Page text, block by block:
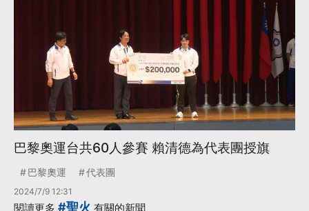
巴黎奧運台共60人參賽 賴清德為代表團授旗
巴黎奧運 代表團
2024/7/9 12:31
閱讀更多 #聖火 有關的新聞